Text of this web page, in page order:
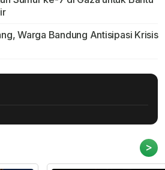
Warga Bandung Antisipasi Krisis
>